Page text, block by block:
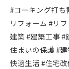
#コーキング打ち
リフォーム #リ
建築 #建築工事 #
住まいの保護 #
快適生活 #住宅